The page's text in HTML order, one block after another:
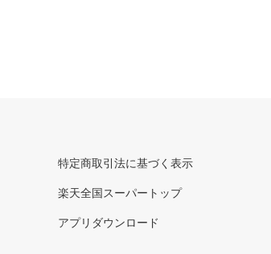
特定商取引法に基づく表示
楽天全国スーパートップ
アプリダウンロード